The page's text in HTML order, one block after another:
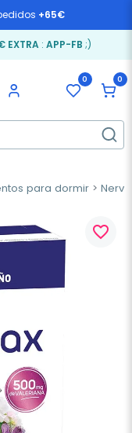
+65€
EXTRA: APP-FB ;)
0 0
para dormir
favorite_border